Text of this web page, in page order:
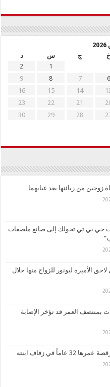
خ ج س
د
1
2
6
7
8
9
14
15
16
21
22
23
28
29
30
زوجين من زبائنها بعد غيابهما
جي بي تي تحولك إلى صانع ملصقات
الأميرة ليونور للزواج منها خلال
يحددون 3 عادات بمنتصف العمر قد تؤخر الإصابة
في زفاف ابنته